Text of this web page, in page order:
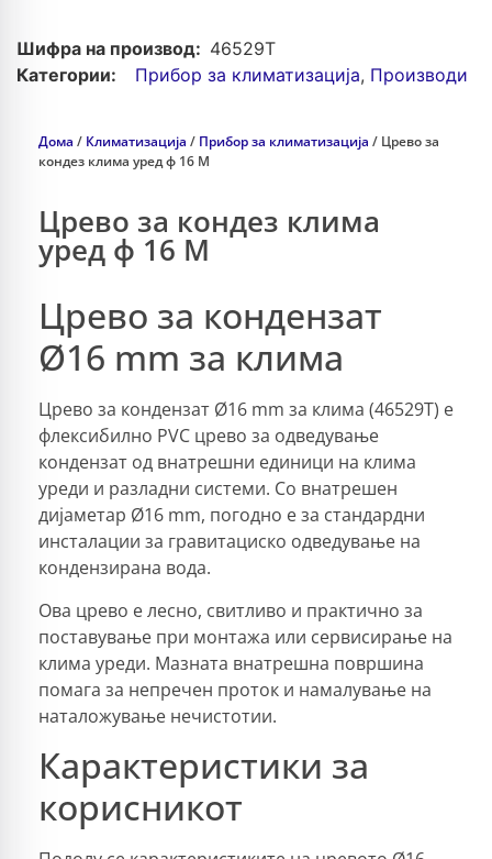
Шифра на производ: 46529T
Категории:
Прибор за климатизација, Производи
Дома / Климатизација / Прибор за климатизација / Црево за
кондез клима уред ф 16 М
Црево за кондез клима
уред ф 16 М
Црево за кондензат
Ø16 mm за клима
Црево за кондензат Ø16 mm за клима (46529T) е
флексибилно PVC црево за одведување
кондензат од внатрешни единици на клима
уреди и разладни системи. Со внатрешен
дијаметар Ø16 mm, погодно е за стандардни
инсталации за гравитациско одведување на
кондензирана вода.
Ова црево е лесно, свитливо и практично за
поставување при монтажа или сервисирање на
клима уреди. Мазната внатрешна површина
помага за непречен проток и намалување на
наталожување нечистотии.
Карактеристики за
корисникот